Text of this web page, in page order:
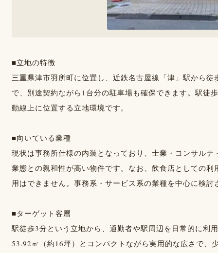
■立地の特徴
三重県津市羽所町に位置し、近鉄名古屋線「津」駅から
で、別途契約ながら1台分の駐車場も確保できます。駅徒
動線上に位置する立地環境です。
■向いている業種
現状は事務所仕様の内装となっており、士業・コンサル
業態との親和性が高い物件です。なお、飲食店としての
用はできません。事務系・サービス系の業種を中心に検
■ターゲット客層
駅徒歩3分という立地から、通勤者や駅周辺を日常的に利
53.92㎡（約16坪）とコンパクトながら実用的な広さで、